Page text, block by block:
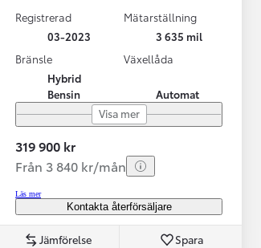
Registrerad
03-2023
Mätarställning
3 635 mil
Bränsle
Hybrid
Bensin
Växellåda
Automat
Visa mer
319 900 kr
Från 3 840 kr/mån
Läs mer
Kontakta återförsäljare
Jämförelse Spara